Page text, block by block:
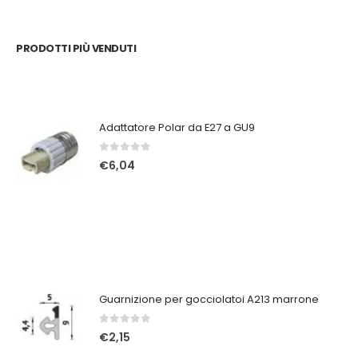
PRODOTTI PIÙ VENDUTI
Adattatore Polar da E27 a GU9
0Su 5
€6,04
Guarnizione per gocciolatoi A213 marrone
0Su 5
€2,15